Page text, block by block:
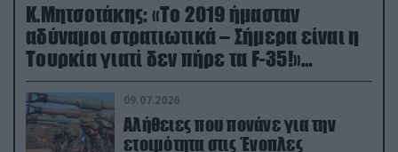
Κ.Μητσοτάκης: «Το 2019 ήμασταν
αδύναμοι στρατιωτικά – Σήμερα είναι η
Τουρκία γιατί δεν πήρε τα F-35!»
(βίντεο)
09.07.2026
Αλήθειες που πονάνε για την
ετοιμότητα στις Ένοπλες